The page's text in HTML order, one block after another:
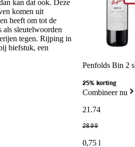
kan dat ook. Deze
komen uit
heeft om tot de
sleutelwoorden
tegen. Rijping in
biefstuk, een
Penfolds Bin 2
25% korting
Combineer nu
21 .74
28.99
0,75 l